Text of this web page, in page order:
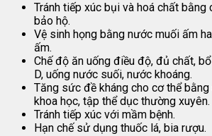
Tránh tiếp xúc bụi và hoá chất bằng
bảo hộ.
Vệ sinh họng bằng nước muối ấm
ấm.
Chế độ ăn uống điều độ, đủ chất,
D, uống nước suối, nước khoáng.
Tăng sức đề kháng cho cơ thể
khoa học, tập thể dục thường xuyên.
Tránh tiếp xúc với mầm bệnh.
Hạn chế sử dụng thuốc lá, bia rượu.